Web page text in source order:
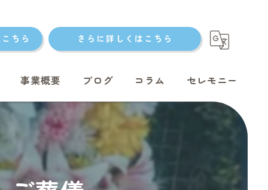
ちら さらに詳しくはこちら
葬
事業概要 ブログ コラム セレモニー